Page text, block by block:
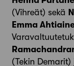
(Vihreät) sekä
Emma
(Tekin Demarit)